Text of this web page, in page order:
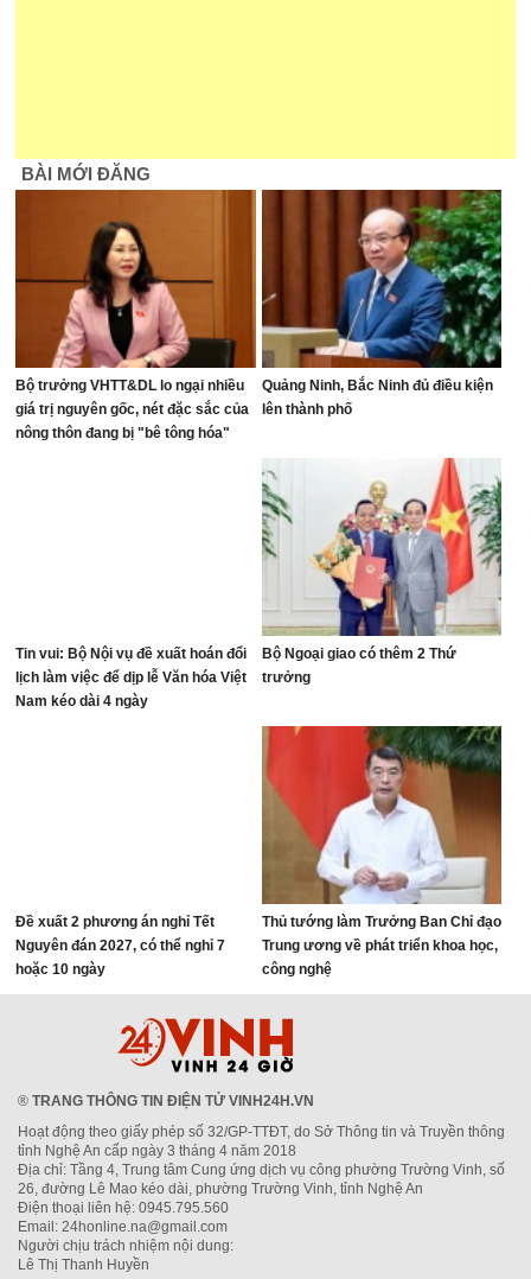
BÀI MỚI ĐĂNG
Bộ trưởng VHTT&DL lo ngại nhiều
giá trị nguyên gốc, nét đặc sắc của
nông thôn đang bị "bê tông hóa"
Quảng Ninh, Bắc Ninh đủ điều kiện
lên thành phố
Tin vui: Bộ Nội vụ đề xuất hoán đổi
lịch làm việc để dịp lễ Văn hóa Việt
Nam kéo dài 4 ngày
Bộ Ngoại giao có thêm 2 Thứ
trưởng
Đề xuất 2 phương án nghỉ Tết
Nguyên đán 2027, có thể nghỉ 7
hoặc 10 ngày
Thủ tướng làm Trưởng Ban Chỉ đạo
Trung ương về phát triển khoa học,
công nghệ
® TRANG THÔNG TIN ĐIỆN TỬ VINH24H.VN
Hoạt động theo giấy phép số 32/GP-TTĐT, do Sở Thông tin và Truyền thông
tỉnh Nghệ An cấp ngày 3 tháng 4 năm 2018
Địa chỉ: Tầng 4, Trung tâm Cung ứng dịch vụ công phường Trường Vinh, số
26, đường Lê Mao kéo dài, phường Trường Vinh, tỉnh Nghệ An
Điện thoại liên hệ: 0945.795.560
Email: 24honline.na@gmail.com
Người chịu trách nhiệm nội dung:
Lê Thị Thanh Huyền